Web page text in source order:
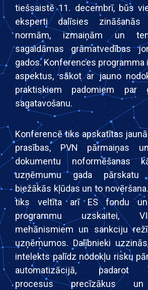
tiešsaistē 11. decembrī, būs
eksperti dalīsies zināšanās
normām, izmaiņām un
sagaidāmas grāmatvedības
gados. Konferences
aspektus, sākot ar jauno
praktiskiem padomiem par
sagatavošanu.
Konferencē tiks apskatītas
prasības, PVN pārmaiņas
dokumentu noformēšanas
uzņēmumu gada pārskatu
biežākās kļūdas un to
tiks veltīta arī ES fondu
programmu uzskaitei,
mehānismiem un sankciju
uzņēmumos. Dalībnieki
intelekts palīdz nodokļu risku
automatizācijā, padarot
procesus precīzākus un